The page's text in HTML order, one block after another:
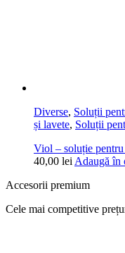
Diverse, Soluții
și lavete, Soluții
Viol – soluție pentru
40,00 lei Adaugă în
Accesorii premium
Cele mai competitive